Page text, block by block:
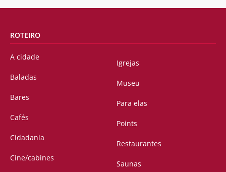
ROTEIRO
A cidade
Baladas
Bares
Cafés
Cidadania
Cine/cabines
Igrejas
Museu
Para elas
Points
Restaurantes
Saunas